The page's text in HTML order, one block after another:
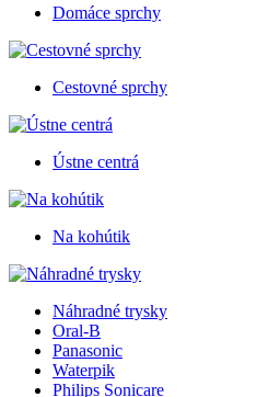
Domáce sprchy
Cestovné sprchy
Ústne centrá
Na kohútik
Náhradné trysky
Oral-B
Panasonic
Waterpik
Philips Sonicare